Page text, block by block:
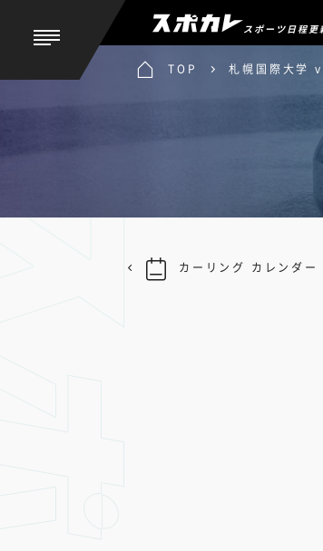
スポーツ日程更
TOP 札幌国際大学
カーリング カレンダー